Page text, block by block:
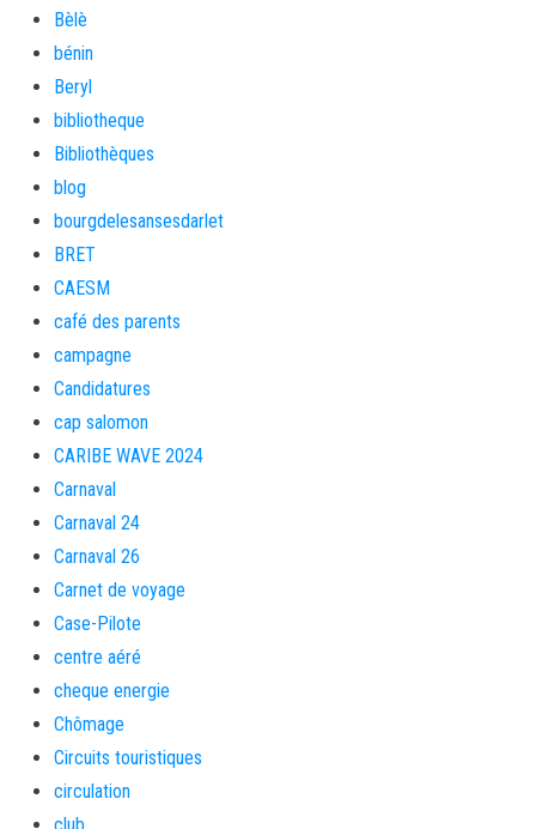
Bèlè
bénin
Beryl
bibliotheque
Bibliothèques
blog
bourgdelesansesdarlet
BRET
CAESM
café des parents
campagne
Candidatures
cap salomon
CARIBE WAVE 2024
Carnaval
Carnaval 24
Carnaval 26
Carnet de voyage
Case-Pilote
centre aéré
cheque energie
Chômage
Circuits touristiques
circulation